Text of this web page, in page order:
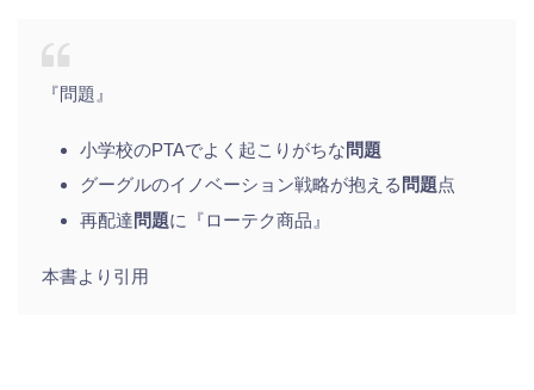
『問題』
小学校のPTAでよく起こりがちな問題
グーグルのイノベーション戦略が抱える 問題点
再配達問題に『ローテク商品』
本書より引用